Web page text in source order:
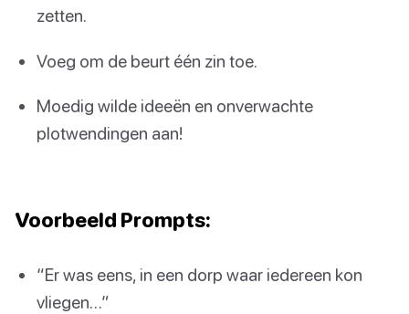
zetten.
Voeg om de beurt één zin toe.
Moedig wilde ideeën en onverwachte
plotwendingen aan!
Voorbeeld Prompts:
“Er was eens, in een dorp waar iedereen kon
vliegen…”